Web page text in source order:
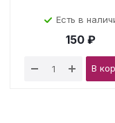
Есть в
150 ₽
В